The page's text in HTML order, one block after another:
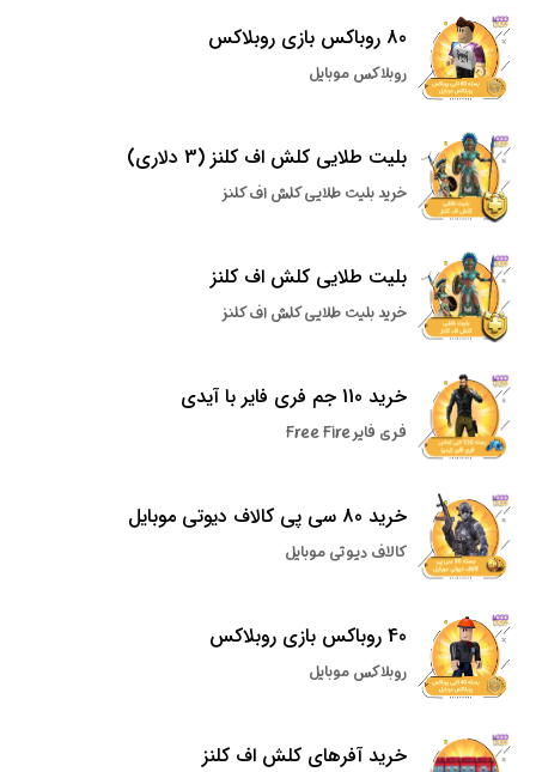
80 روباکس بازی روبلاکس
روبلاکس موبایل
بلیت طلایی کلش اف کلنز (3 دلاری)
خرید بلیت طلایی کلش اف کلنز
بلیت طلایی کلش اف کلنز
خرید بلیت طلایی کلش اف کلنز
خرید 110 جم فری فایر با آیدی
فری فایر Free Fire
خرید 80 سی پی کالاف دیوتی موبایل
کالاف دیوتی موبایل
40 روباکس بازی روبلاکس
روبلاکس موبایل
خرید آفرهای کلش اف کلنز